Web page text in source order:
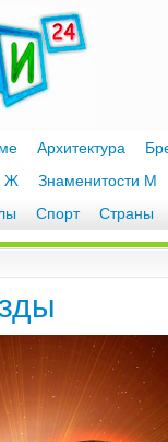
Архитектура
Ж
Знаменитости М
Спорт Страны